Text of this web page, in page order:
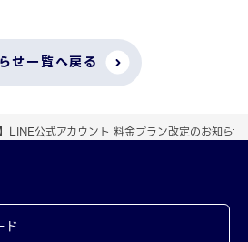
せ一覧へ戻る
】LINE公式アカウント 料金プラン改定のお知らせ
ド